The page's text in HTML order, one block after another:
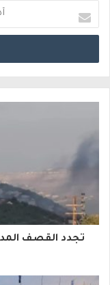
د
خ
ك
ا
إ
تجدد القصف